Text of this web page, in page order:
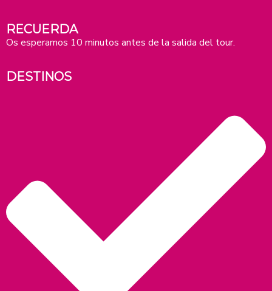
RECUERDA
Os esperamos 10 minutos antes de la salida del tour.
DESTINOS